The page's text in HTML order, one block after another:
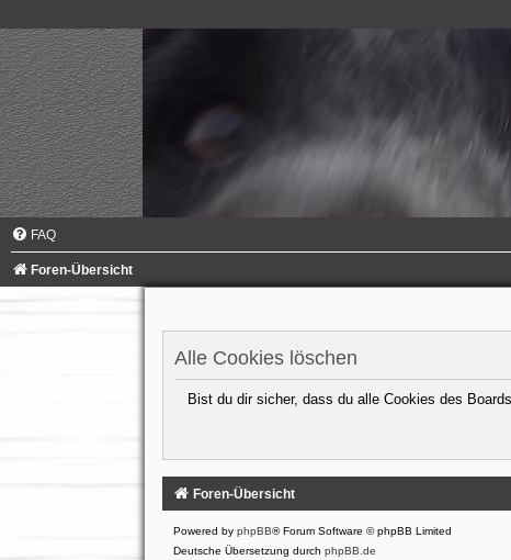
FAQ
Foren-Übersicht
Alle Cookies löschen
Bist du dir sicher, dass du alle Cookies des
Foren-Übersicht
Powered by phpBB® Forum Software © phpBB Limited
Deutsche Übersetzung durch phpBB.de